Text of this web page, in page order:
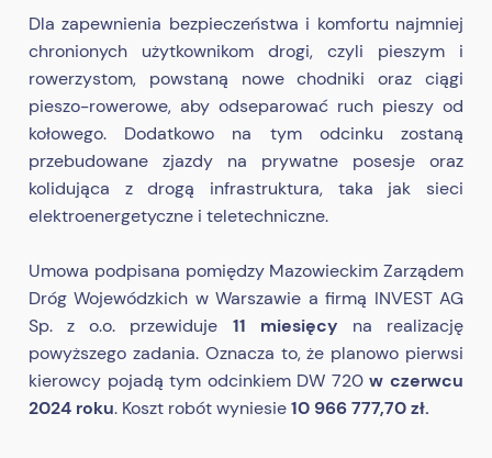
Dla zapewnienia bezpieczeństwa i komfortu najmniej
chronionych użytkownikom drogi, czyli pieszym i
rowerzystom, powstaną nowe chodniki oraz ciągi
pieszo-rowerowe, aby odseparować ruch pieszy od
kołowego. Dodatkowo na tym odcinku zostaną
przebudowane zjazdy na prywatne posesje oraz
kolidująca z drogą infrastruktura, taka jak sieci
elektroenergetyczne i teletechniczne.
Umowa podpisana pomiędzy Mazowieckim Zarządem
Dróg Wojewódzkich w Warszawie a firmą INVEST AG
Sp. z o.o. przewiduje 11 miesięcy na realizację
powyższego zadania. Oznacza to, że planowo pierwsi
kierowcy pojadą tym odcinkiem DW 720w czerwcu
2024 roku. Koszt robót wyniesie10 966 777,70 zł.